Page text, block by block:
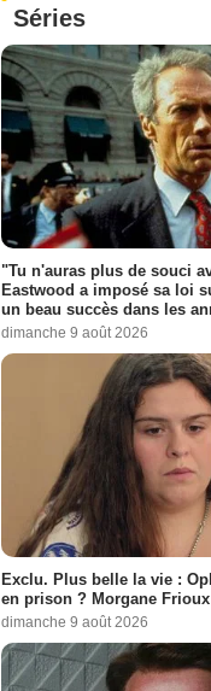
Séries
"Tu n'auras plus de souci
Eastwood a imposé sa loi
un beau succès dans les
dimanche 9 août 2026
Exclu. Plus belle la vie :
en prison ? Morgane
dimanche 9 août 2026